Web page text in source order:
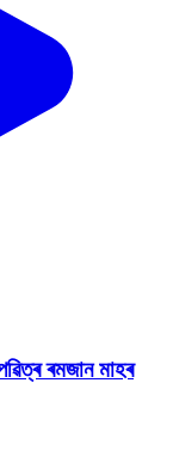
ৰমজান মাহৰ